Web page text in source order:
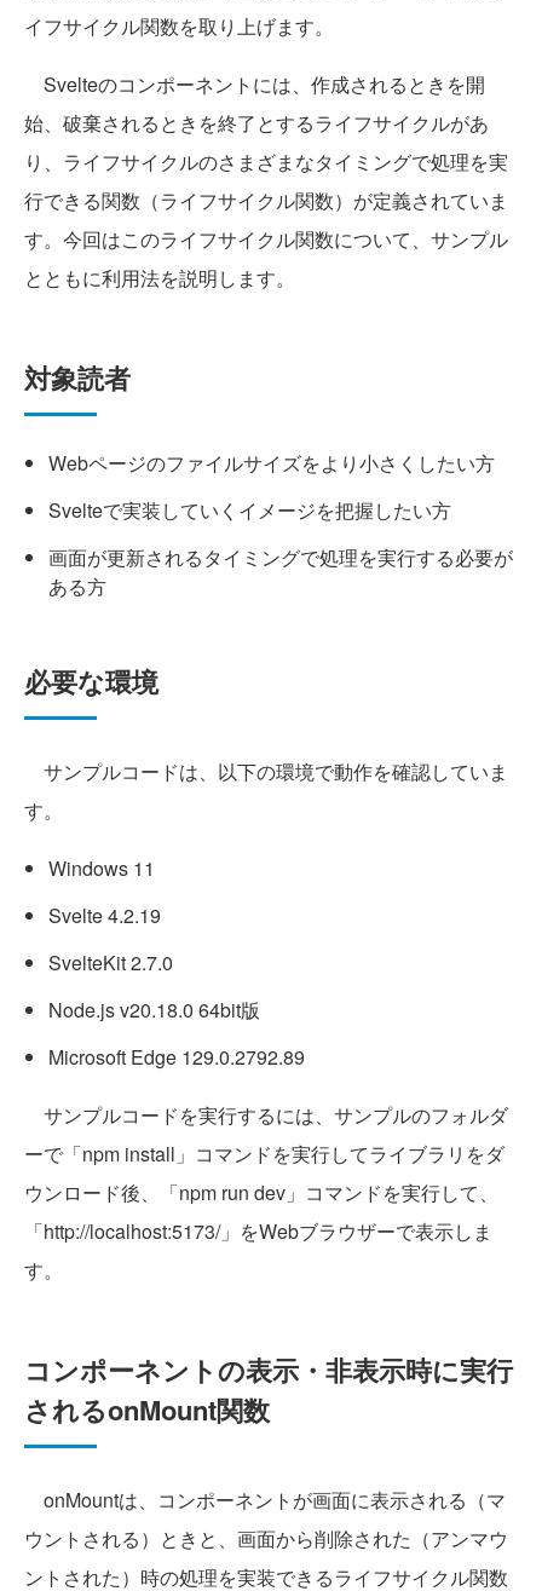
イフサイクル関数を取り上げます。
Svelteのコンポーネントには、作成されるときを開
始、破棄されるときを終了とするライフサイクルがあ
り、ライフサイクルのさまざまなタイミングで処理を実
行できる関数（ライフサイクル関数）が定義されていま
す。今回はこのライフサイクル関数について、サンプル
とともに利用法を説明します。
対象読者
Webページのファイルサイズをより小さくしたい方
Svelteで実装していくイメージを把握したい方
画面が更新されるタイミングで処理を実行する必要が
ある方
必要な環境
サンプルコードは、以下の環境で動作を確認していま
す。
Windows 11
Svelte 4.2.19
SvelteKit 2.7.0
Node.js v20.18.0 64bit版
Microsoft Edge 129.0.2792.89
サンプルコードを実行するには、サンプルのフォルダ
ーで「npm install」コマンドを実行してライブラリをダ
ウンロード後、「npm run dev」コマンドを実行して、
「http://localhost:5173/」をWebブラウザーで表示しま
す。
コンポーネントの表示・非表示時に実行
されるonMount関数
onMountは、コンポーネントが画面に表示される（マ
ウントされる）ときと、画面から削除された（アンマウ
ントされた）時の処理を実装できるライフサイクル関数